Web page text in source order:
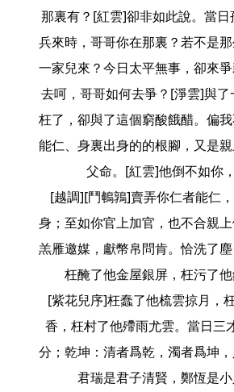
那裏有？[紅雲]卻非如此說。當
兵來時，哥哥你在那裏？若不是
一家兒來？今日太平無事，卻來
去呵，哥哥如何去爭？[淨雲]與
枉了，卻與了這個窮酸餓醋。偏
能仁、身裏出身的的根腳，又是
父命。[紅雲]他倒不如你
[越調][鬥鵪鶉]賣弄你仁者能仁
身；至如你官上加官，也不合親
羔雁邀媒，獻幣帛問肯。恰洗了塵
枉醃了他金屋銀屏，枉污了他
[紫花兒序]枉蠢了他梳雲掠月，
香，枉村了他殢雨尤雲。當日三
分；乾坤：清者爲乾，濁者爲坤，
君瑞是君子清賢，鄭恆是小